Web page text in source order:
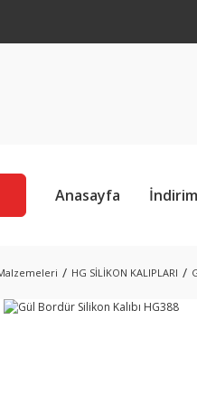
Anasayfa
HG SİLİKON KALIPLARI